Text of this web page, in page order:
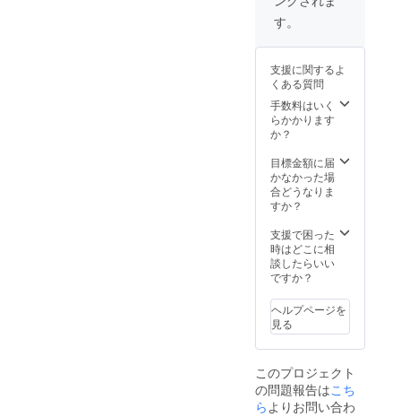
店の際
画面の
ご提示
のご協
力お願
い致し
て頂き
・静止
画に関
しては1
枚にな
りま
公序良
俗に反
する内
容、法
反する
内容な
どはお
受けで
ん。
題券を
してか
ら1年間
ご利用
いただ
けま
ご利用
期間は
2022年
8月1
2023年
7月31ま
でで
す。 ・
時間は
24時間
になり
ます。
税込み
・5名様
限定で
と思い
更に支
援者数
にもよ
ります
が、1日
を流
しっぱ
なしに
してる
知も多
く取れ
ます。
※動画
スプレ
イ広
告） ・
広告内
ご用意
はお客
様でご
す。
支援に関するよ
くある質問
手数料はいく
らかかります
か？
目標金額に届
かなかった場
合どうなりま
すか？
支援で困った
時はどこに相
談したらいい
ですか？
ヘルプページを
見る
このプロジェクト
の問題報告はこち
らよりお問い合わ